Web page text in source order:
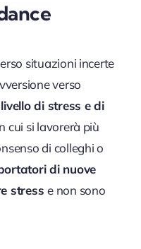
situazioni incerte
verso
di stress e di
cui si lavorerà più
di colleghi o
di nuove
stresse non sono